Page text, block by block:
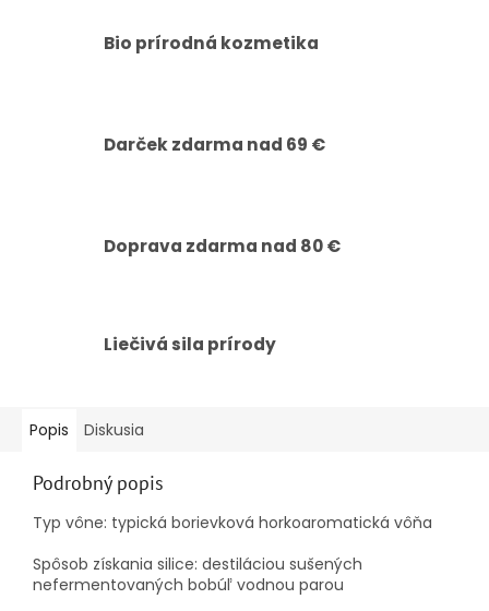
Bio prírodná kozmetika
Darček zdarma nad 69 €
Doprava zdarma nad 80 €
Liečivá sila prírody
Popis Diskusia
Podrobný popis
Typ vône: typická borievková horkoaromatická vôňa
Spôsob získania silice: destiláciou sušených
nefermentovaných bobúľ vodnou parou